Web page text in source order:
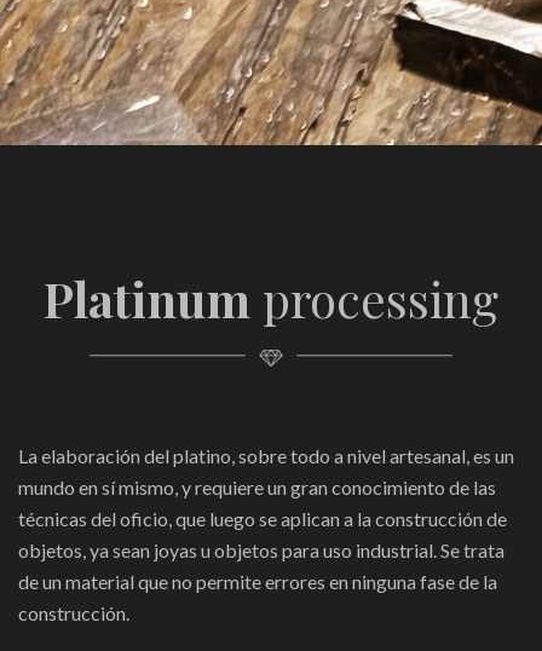
Platinum processing
La elaboración del platino, sobre todo a nivel artesanal, es un
mundo en sí mismo, y requiere un gran conocimiento de las
técnicas del oficio, que luego se aplican a la construcción de
objetos, ya sean joyas u objetos para uso industrial. Se trata
de un material que no permite errores en ninguna fase de la
construcción.